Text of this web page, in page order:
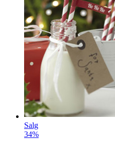
Salg
34%